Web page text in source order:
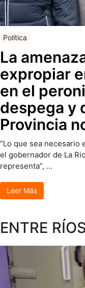
Política
La
expropiar
en el
despega y
Provincia
“Lo que sea necesario
el gobernador de La
representa”, …
Leer Más
ENTRE